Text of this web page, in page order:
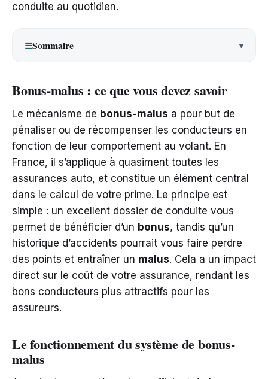
conduite au quotidien.
☰Sommaire
Bonus-malus : ce que vous devez savoir
Le mécanisme de bonus-malus a pour but de
pénaliser ou de récompenser les conducteurs en
fonction de leur comportement au volant. En
France, il s’applique à quasiment toutes les
assurances auto, et constitue un élément central
dans le calcul de votre prime. Le principe est
simple : un excellent dossier de conduite vous
permet de bénéficier d’un bonus, tandis qu’un
historique d’accidents pourrait vous faire perdre
des points et entraîner un malus. Cela a un impact
direct sur le coût de votre assurance, rendant les
bons conducteurs plus attractifs pour les
assureurs.
Le fonctionnement du système de bonus-
malus